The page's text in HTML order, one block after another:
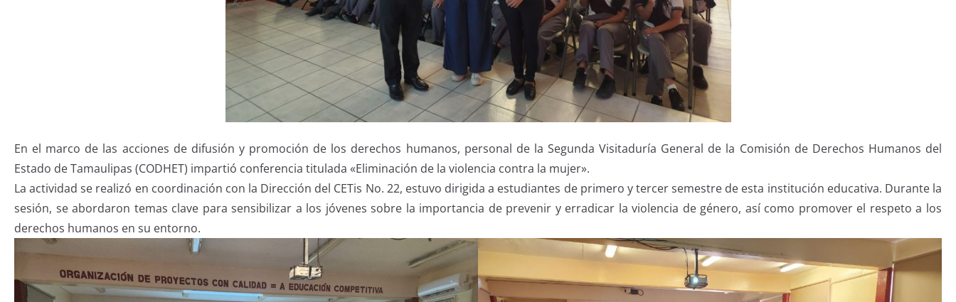
En el marco de las acciones de difusión y promoción de los derechos humanos, personal de la Segunda Visitaduría General de la Comisión de Derechos Humanos del
Estado de Tamaulipas (CODHET) impartió conferencia titulada «Eliminación de la violencia contra la mujer».
La actividad se realizó en coordinación con la Dirección del CETis No. 22, estuvo dirigida a estudiantes de primero y tercer semestre de esta institución educativa. Durante la
sesión, se abordaron temas clave para sensibilizar a los jóvenes sobre la importancia de prevenir y erradicar la violencia de género, así como promover el respeto a los
derechos humanos en su entorno.